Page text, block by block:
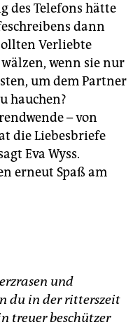
des Telefons hätte
dann
Verliebte
wenn sie nur
um dem Partner
hauchen?
– von
die Liebesbriefe
Eva Wyss.
erneut Spaß am
und
du in der ritterszeit
treuer beschützer